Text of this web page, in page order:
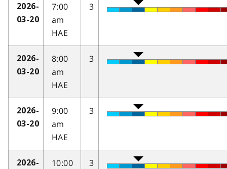
2026-
03-20
7:00
am
HAE
3
2026-
03-20
8:00
am
HAE
3
2026-
03-20
9:00
am
HAE
3
2026-
10:00
3